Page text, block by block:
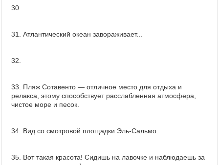
30.
31. Атлантический океан завораживает...
32.
33. Пляж Сотавенто — отличное место для отдыха и
релакса, этому способствует расслабленная атмосфера,
чистое море и песок.
34. Вид со смотровой площадки Эль-Сальмо.
35. Вот такая красота! Сидишь на лавочке и наблюдаешь за